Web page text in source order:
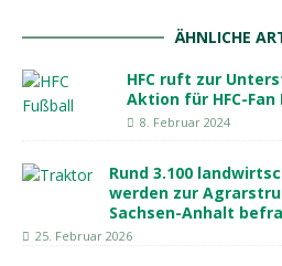
ÄHNLICHE
HFC ruft zur
Aktion für HFC-
8. Februar 2024
Rund 3.100
werden zur
Sachsen-Anhalt
25. Februar 2026